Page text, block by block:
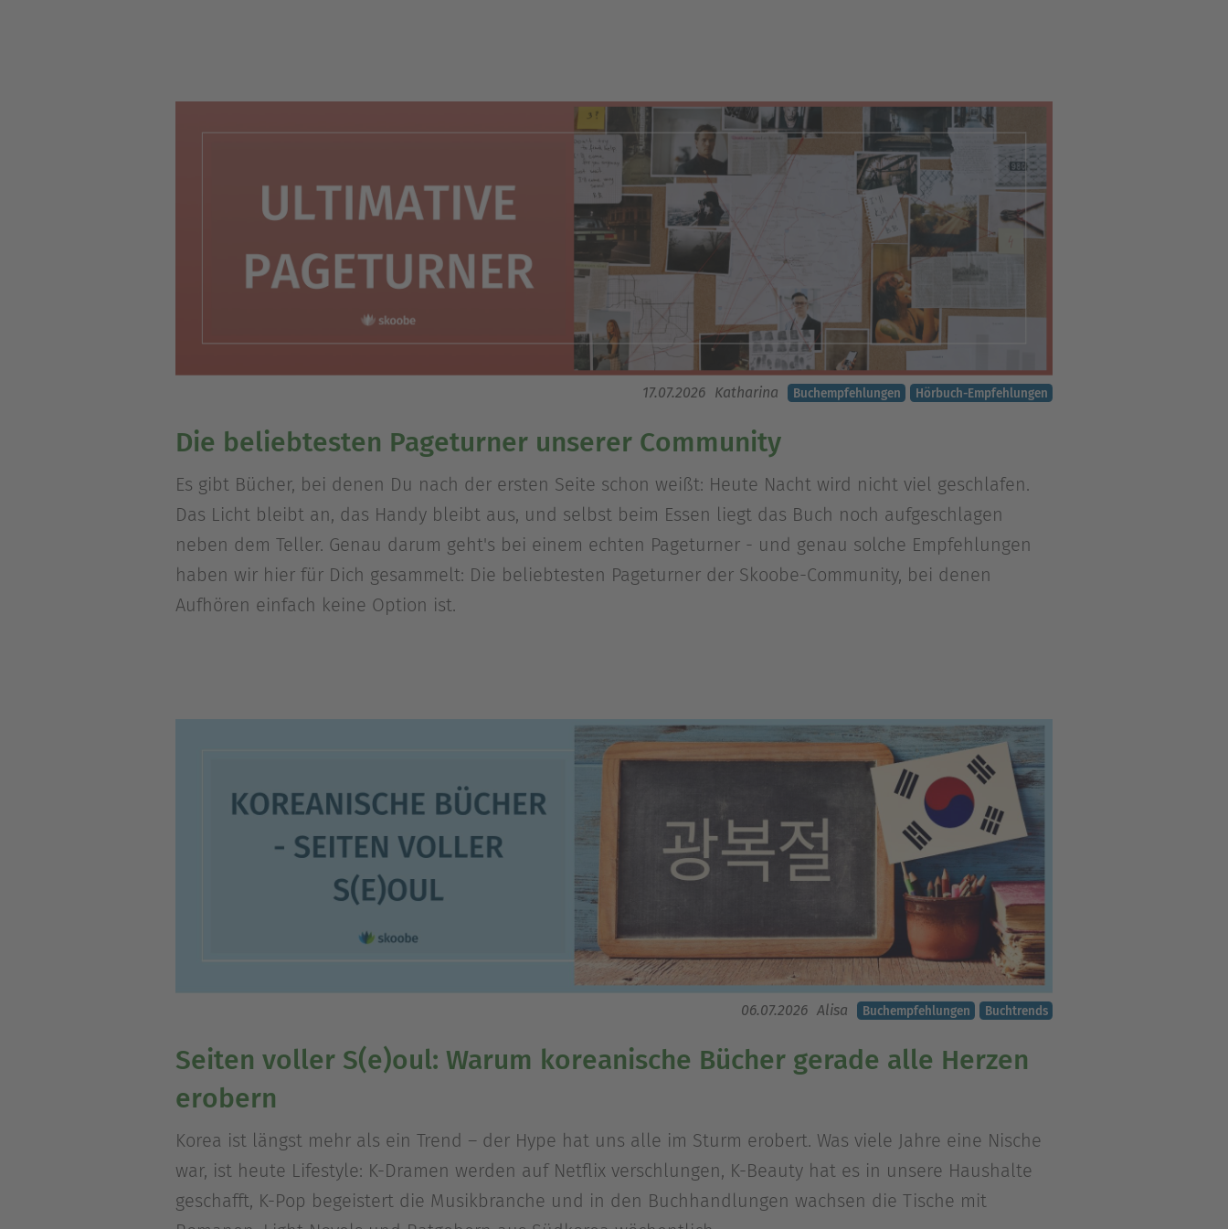
17.07.2026 Katharina Buchempfehlungen Hörbuch-Empfehlungen
Die beliebtesten Pageturner unserer Community
Es gibt Bücher, bei denen Du nach der ersten Seite schon weißt: Heute Nacht wird nicht viel geschlafen.
Das Licht bleibt an, das Handy bleibt aus, und selbst beim Essen liegt das Buch noch aufgeschlagen
neben dem Teller. Genau darum geht's bei einem echten Pageturner - und genau solche Empfehlungen
haben wir hier für Dich gesammelt: Die beliebtesten Pageturner der Skoobe-Community, bei denen
Aufhören einfach keine Option ist.
06.07.2026 Alisa Buchempfehlungen Buchtrends
Seiten voller S(e)oul: Warum koreanische Bücher gerade alle Herzen
erobern
Korea ist längst mehr als ein Trend – der Hype hat uns alle im Sturm erobert. Was viele Jahre eine Nische
war, ist heute Lifestyle: K-Dramen werden auf Netflix verschlungen, K-Beauty hat es in unsere Haushalte
geschafft, K-Pop begeistert die Musikbranche und in den Buchhandlungen wachsen die Tische mit